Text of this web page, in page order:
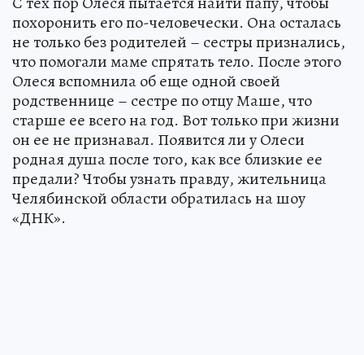
похоронить его по-человечески. Она осталась
не только без родителей – сестры признались,
что помогали маме спрятать тело. После этого
Олеся вспомнила об еще одной своей
родственнице – сестре по отцу Маше, что
старше ее всего на год. Вот только при жизни
он ее не признавал. Появится ли у Олеси
родная душа после того, как все близкие ее
предали? Чтобы узнать правду, жительница
Челябинской области обратилась на шоу
«ДНК».